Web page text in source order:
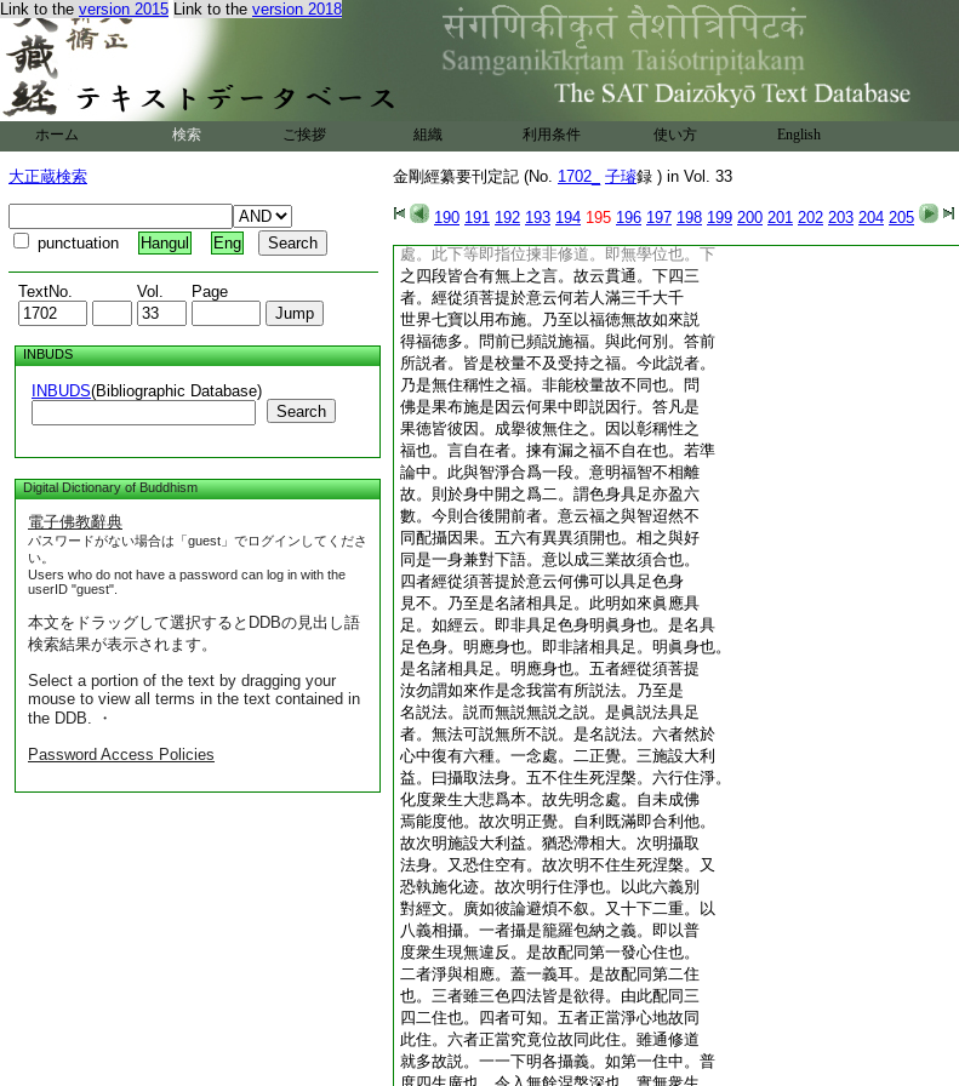
Link to the version 2015 Link to the version 2018
ホーム 検索 ご挨拶 組織 利用条件 使い方 English
大正蔵検索
punctuation Hangul Eng
TextNo. Vol. Page
INBUDS
INBUDS(Bibliographic Database)
Search
Digital Dictionary of Buddhism
電子佛教辭典
パスワードがない場合は「guest」でログインしてくださ
い。
Users who do not have a password can log in with the
userID "guest".
本文をドラッグして選択するとDDBの見出し語
検索結果が表示されます。
Select a portion of the text by dragging your
mouse to view all terms in the text contained in
the DDB. ・
Password Access Policies
金剛經纂要刊定記 (No. 1702_ 子璿録 ) in Vol. 33
190 191 192 193 194 195 196 197 198 199 200 201 202 203 204 205
後別顯三業依次所明。一經從須菩提若菩
薩作是言我當莊嚴佛土是不名菩薩。乃至
若菩薩通達無我法者如來説名眞是菩薩。
此教下指位。即從二地至於等覺。當修道位。
謂莊嚴之時離能所相。名之爲淨。稱周法界
故云具足。故經云通達無我法者。如來説名
眞是菩薩。二者經從須菩提於意云何如來
有肉眼不。乃至未來心不可得。見淨者即五
眼也。見即無見名之爲淨。無所不見名爲具
足。智淨者即悉知諸心等。知即無知名之爲
處。此下等即指位揀非修道。即無學位也。下
之四段皆合有無上之言。故云貫通。下四三
者。經從須菩提於意云何若人滿三千大千
世界七寶以用布施。乃至以福徳無故如來説
得福徳多。問前已頻説施福。與此何別。答前
所説者。皆是校量不及受持之福。今此説者。
乃是無住稱性之福。非能校量故不同也。問
佛是果布施是因云何果中即説因行。答凡是
果徳皆彼因。成擧彼無住之。因以彰稱性之
福也。言自在者。揀有漏之福不自在也。若準
論中。此與智淨合爲一段。意明福智不相離
故。則於身中開之爲二。謂色身具足亦盈六
數。今則合後開前者。意云福之與智迢然不
同配攝因果。五六有異異須開也。相之與好
同是一身兼對下語。意以成三業故須合也。
四者經從須菩提於意云何佛可以具足色身
見不。乃至是名諸相具足。此明如來眞應具
足。如經云。即非具足色身明眞身也。是名具
足色身。明應身也。即非諸相具足。明眞身也。
是名諸相具足。明應身也。五者經從須菩提
汝勿謂如來作是念我當有所説法。乃至是
名説法。説而無説無説之説。是眞説法具足
者。無法可説無所不説。是名説法。六者然於
心中復有六種。一念處。二正覺。三施設大利
益。曰攝取法身。五不住生死涅槃。六行住淨。
化度衆生大悲爲本。故先明念處。自未成佛
焉能度他。故次明正覺。自利既滿即合利他。
故次明施設大利益。猶恐滯相大。次明攝取
法身。又恐住空有。故次明不住生死涅槃。又
恐執施化迹。故次明行住淨也。以此六義別
對經文。廣如彼論避煩不叙。又十下二重。以
八義相攝。一者攝是籠羅包納之義。即以普
度衆生現無違反。是故配同第一發心住也。
二者淨與相應。蓋一義耳。是故配同第二住
也。三者雖三色四法皆是欲得。由此配同三
四二住也。四者可知。五者正當淨心地故同
此住。六者正當究竟位故同此住。雖通修道
就多故説。一一下明各攝義。如第一住中。普